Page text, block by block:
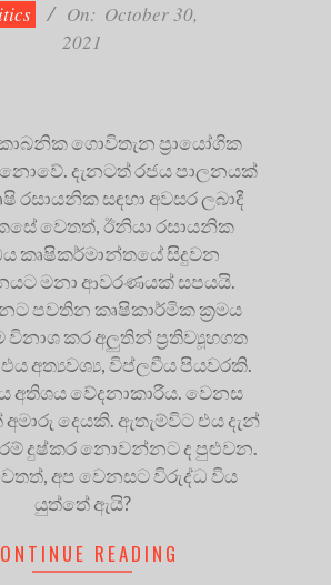
On: October 30,
2021
ගොවිතැන ප්‍රායෝගික
දැනටත් රජය පාලනයක්
රසායනික සඳහා අවසර ලබාදී
වෙතත්, ඊනියා රසායනික
කෘෂිකර්මාන්තයේ සිදුවන
මනා ආවරණයක් සපයයි.
පවතින කෘෂිකාර්මික ක්‍රමය
කර අලුතින් ප්‍රතිව්‍යූහගත
අත්‍යවශ්‍ය, විප්ලවීය පියවරකි.
අතිශය වේදනාකාරීය. වෙනස
දෙයකි. ඇතැම්විට එය දැන්
දුෂ්කර නොවන්නට ද පුළුවන.
අප වෙනසට විරුද්ධ විය
යුත්තේ ඇයි?
READING